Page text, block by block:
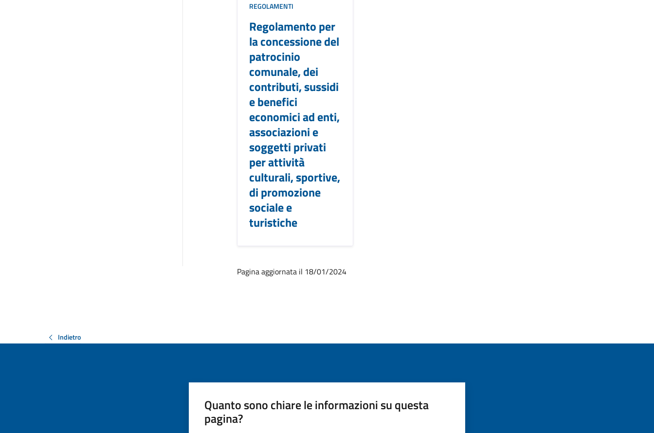
REGOLAMENTI
Regolamento per
la concessione del
patrocinio
comunale, dei
contributi, sussidi
e benefici
economici ad enti,
associazioni e
soggetti privati
per attività
culturali, sportive,
di promozione
sociale e
turistiche
Pagina aggiornata il 18/01/2024
Indietro
Quanto sono chiare le informazioni su questa
pagina?